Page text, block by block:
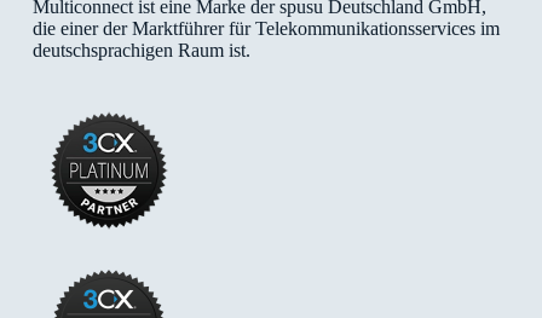
Multiconnect ist eine Marke der spusu Deutschland GmbH,
die einer der Marktführer für Telekommunikationsservices im
deutschsprachigen Raum ist.